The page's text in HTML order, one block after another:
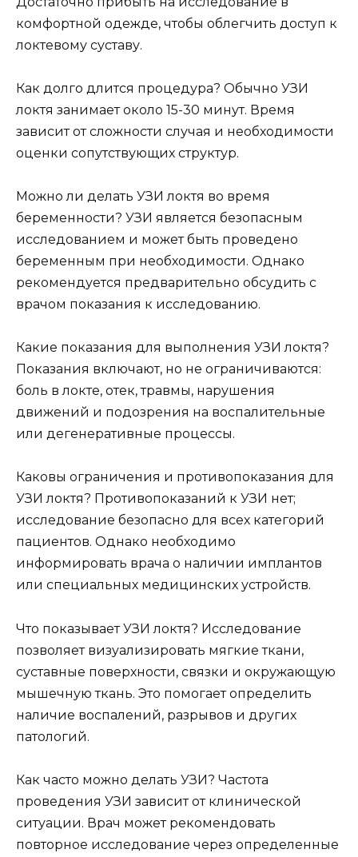
комфортной одежде, чтобы облегчить доступ к
локтевому суставу.
Как долго длится процедура? Обычно УЗИ
локтя занимает около 15-30 минут. Время
зависит от сложности случая и необходимости
оценки сопутствующих структур.
Можно ли делать УЗИ локтя во время
беременности? УЗИ является безопасным
исследованием и может быть проведено
беременным при необходимости. Однако
рекомендуется предварительно обсудить с
врачом показания к исследованию.
Какие показания для выполнения УЗИ локтя?
Показания включают, но не ограничиваются:
боль в локте, отек, травмы, нарушения
движений и подозрения на воспалительные
или дегенеративные процессы.
Каковы ограничения и противопоказания для
УЗИ локтя? Противопоказаний к УЗИ нет;
исследование безопасно для всех категорий
пациентов. Однако необходимо
информировать врача о наличии имплантов
или специальных медицинских устройств.
Что показывает УЗИ локтя? Исследование
позволяет визуализировать мягкие ткани,
суставные поверхности, связки и окружающую
мышечную ткань. Это помогает определить
наличие воспалений, разрывов и других
патологий.
Как часто можно делать УЗИ? Частота
проведения УЗИ зависит от клинической
ситуации. Врач может рекомендовать
повторное исследование через определенные